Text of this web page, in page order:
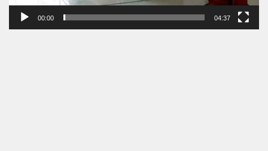
00:00 04:37